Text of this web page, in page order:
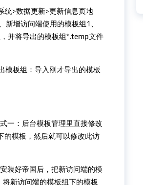
统>数据更新>更新信息页地
增访问端使用的模板组1、
并将导出的模板组*.temp文件
模板组：导入刚才导出的模板
一：后台模板管理里直接修改
的模板，然后就可以修改此访
装好帝国后，把新访问端的模
新访问端的模板组下的模板